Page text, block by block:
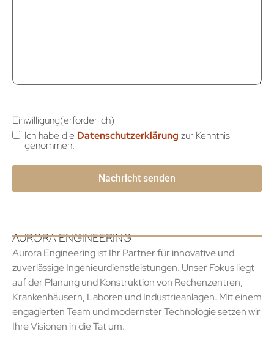
Einwilligung(erforderlich)
Ich habe die Datenschutzerklärung zur Kenntnis
genommen.
AURORA ENGINEERING
Aurora Engineering ist Ihr Partner für innovative und
zuverlässige Ingenieurdienstleistungen. Unser Fokus liegt
auf der Planung und Konstruktion von Rechenzentren,
Krankenhäusern, Laboren und Industrieanlagen. Mit einem
engagierten Team und modernster Technologie setzen wir
Ihre Visionen in die Tat um.